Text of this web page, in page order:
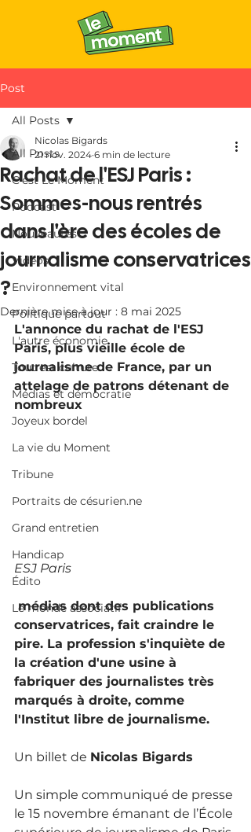
Post
All Posts
C'est Le Moment
Podcast
Nouveautés
Vidéos
Environnement vital
Politique partout
L'autre économie
Tout est culture
Médias et démocratie
Joyeux bordel
La vie du Moment
Tribune
Portraits de césurien.ne
Grand entretien
Handicap
Édito
Le monde associatif
All Posts
Rachat de l'ESJ Paris :
Sommes-nous rentrés
dans l'ère des écoles de
journalisme conservatrices
?
Nicolas Bigards
21 nov. 2024 6 min de lecture
Dernière mise à jour : 8 mai 2025
L'annonce du rachat de l'ESJ
Paris, plus vieille école de
journalisme de France, par un
attelage de patrons détenant de
nombreux
ESJ Paris
conservatrices, fait craindre le
pire. La profession s'inquiète de
la création d'une usine à
fabriquer des journalistes très
marqués à droite, comme
l'Institut libre de journalisme.
Un billet de Nicolas Bigards
Un simple communiqué de presse
le 15 novembre émanant de l’École